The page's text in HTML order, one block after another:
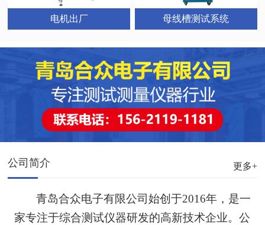
电机出厂 母线槽测试系统
公司简介 更多+
青岛合众电子有限公司始创于2016年，是一
家专注于综合测试仪器研发的高新技术企业。公